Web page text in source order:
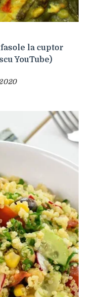
la cuptor
YouTube)